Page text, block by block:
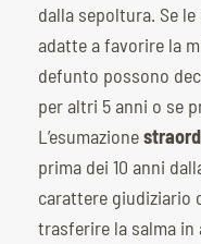
dalla sepoltura. Se
adatte a favorire la
defunto possono
per altri 5 anni o se
L’esumazione
prima dei 10 anni
carattere giudiziario
trasferire la salma in